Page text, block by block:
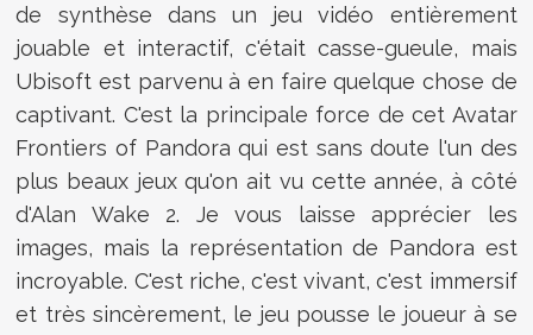
de synthèse dans un jeu vidéo entièrement
jouable et interactif, c'était casse-gueule, mais
Ubisoft est parvenu à en faire quelque chose de
captivant. C'est la principale force de cet Avatar
Frontiers of Pandora qui est sans doute l'un des
plus beaux jeux qu'on ait vu cette année, à côté
d'Alan Wake 2. Je vous laisse apprécier les
images, mais la représentation de Pandora est
incroyable. C'est riche, c'est vivant, c'est immersif
et très sincèrement, le jeu pousse le joueur à se